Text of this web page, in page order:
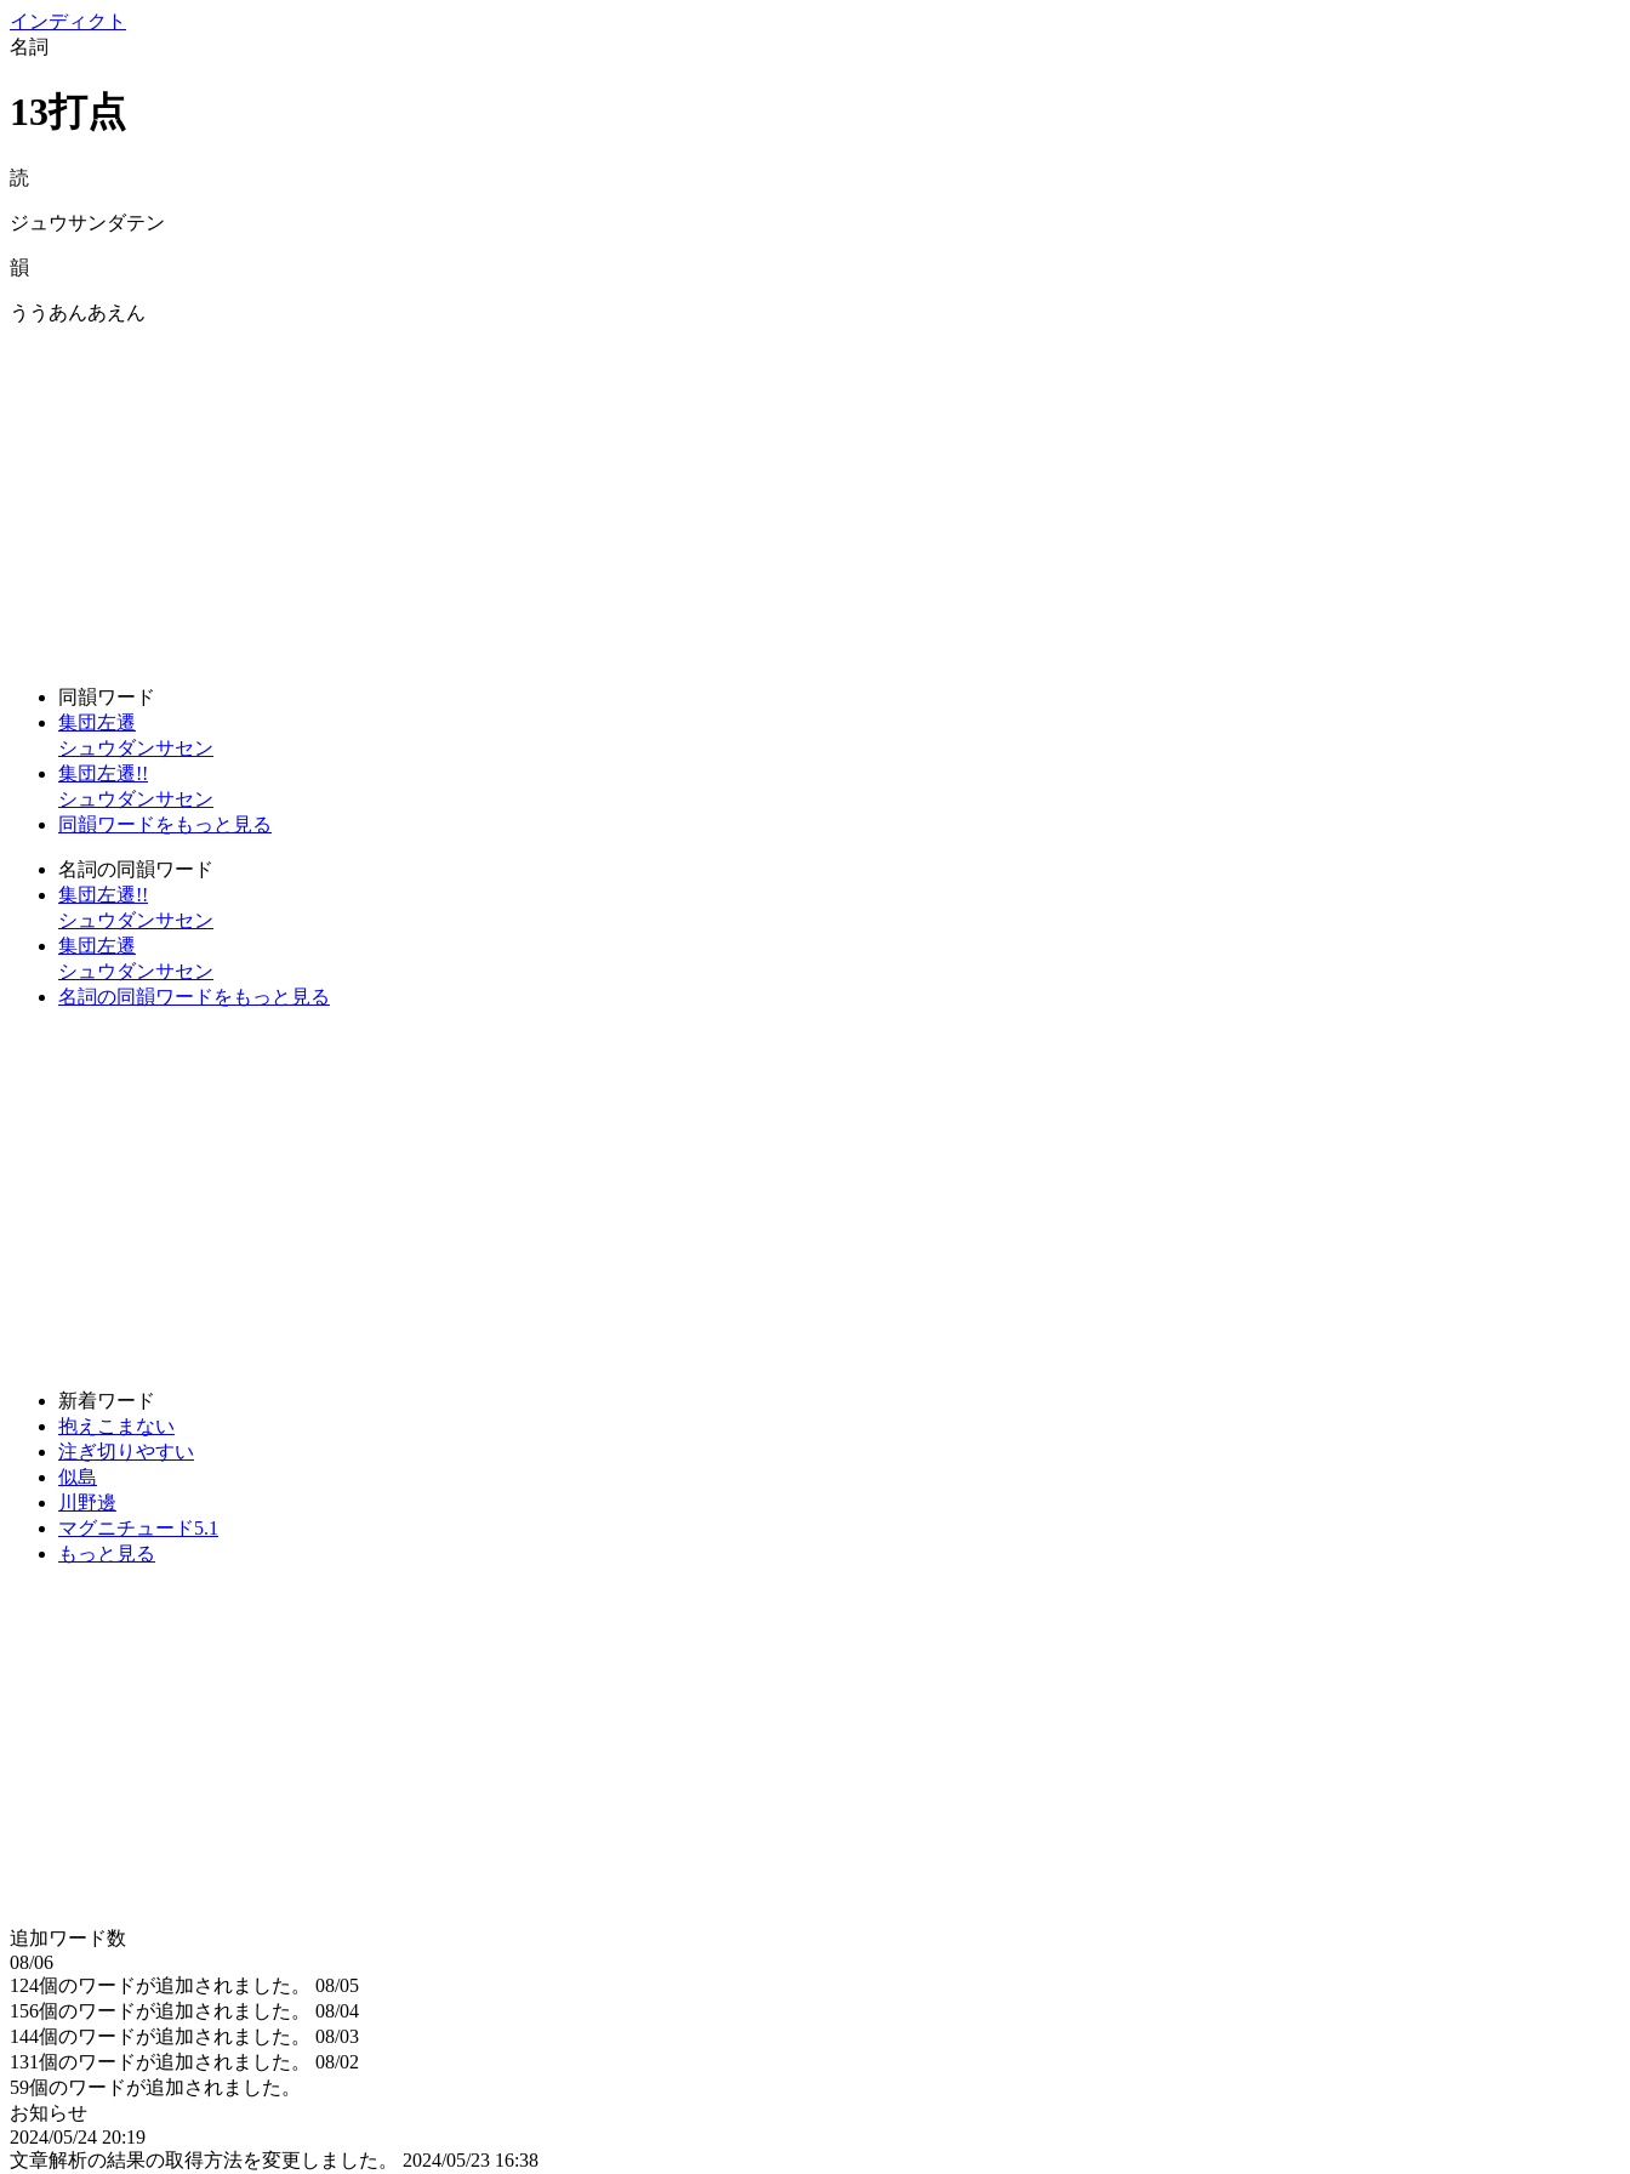
インディクト
名詞
13打点
読
ジュウサンダテン
韻
ううあんあえん
同韻ワード
集団左遷
シュウダンサセン
集団左遷!!
シュウダンサセン
同韻ワードをもっと見る
名詞の同韻ワード
集団左遷!!
シュウダンサセン
集団左遷
シュウダンサセン
名詞の同韻ワードをもっと見る
新着ワード
抱えこまない
注ぎ切りやすい
似島
川野邊
マグニチュード5.1
もっと見る
追加ワード数
08/06
124個のワードが追加されました。
08/05
156個のワードが追加されました。
08/04
144個のワードが追加されました。
08/03
131個のワードが追加されました。
08/02
59個のワードが追加されました。
お知らせ
2024/05/24 20:19
文章解析の結果の取得方法を変更しました。
2024/05/23 16:38